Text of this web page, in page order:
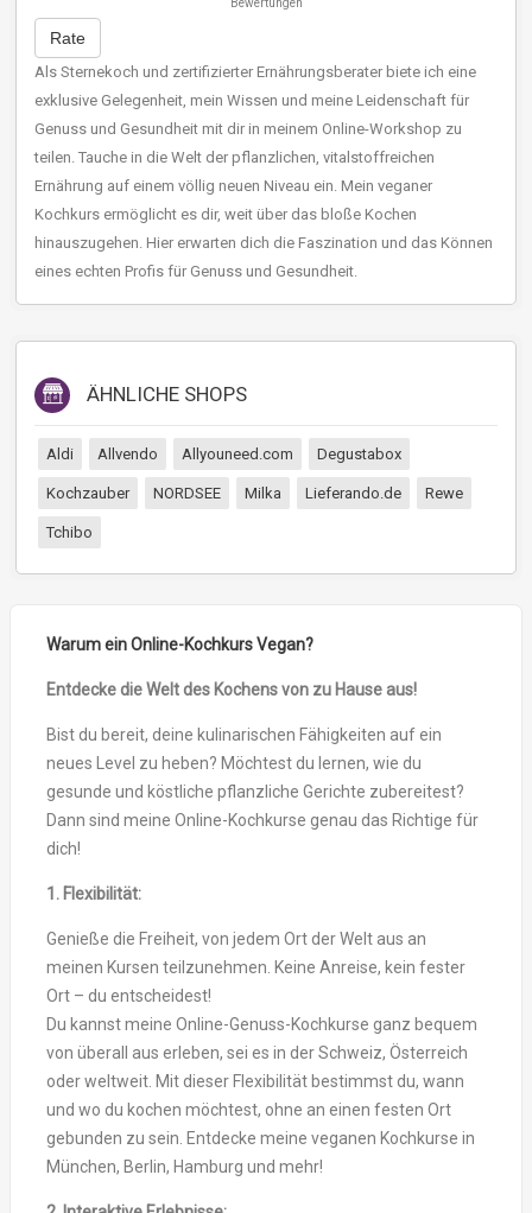
Rate
Als Sternekoch und zertifizierter Ernährungsberater biete ich eine
exklusive Gelegenheit, mein Wissen und meine Leidenschaft für
Genuss und Gesundheit mit dir in meinem Online-Workshop zu
teilen. Tauche in die Welt der pflanzlichen, vitalstoffreichen
Ernährung auf einem völlig neuen Niveau ein. Mein veganer
Kochkurs ermöglicht es dir, weit über das bloße Kochen
hinauszugehen. Hier erwarten dich die Faszination und das Können
eines echten Profis für Genuss und Gesundheit.
ÄHNLICHE SHOPS
Aldi Allvendo Allyouneed.com Degustabox
Kochzauber NORDSEE Milka Lieferando.de Rewe
Tchibo
Warum ein Online-Kochkurs Vegan?
Entdecke die Welt des Kochens von zu Hause aus!
Bist du bereit, deine kulinarischen Fähigkeiten auf ein
neues Level zu heben? Möchtest du lernen, wie du
gesunde und köstliche pflanzliche Gerichte zubereitest?
Dann sind meine Online-Kochkurse genau das Richtige für
dich!
1. Flexibilität:
Genieße die Freiheit, von jedem Ort der Welt aus an
meinen Kursen teilzunehmen. Keine Anreise, kein fester
Ort – du entscheidest!
Du kannst meine Online-Genuss-Kochkurse ganz bequem
von überall aus erleben, sei es in der Schweiz, Österreich
oder weltweit. Mit dieser Flexibilität bestimmst du, wann
und wo du kochen möchtest, ohne an einen festen Ort
gebunden zu sein. Entdecke meine veganen Kochkurse in
München, Berlin, Hamburg und mehr!